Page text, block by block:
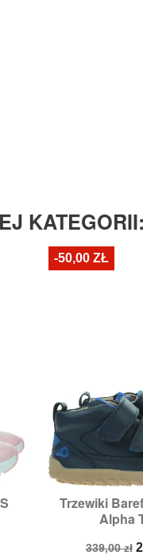
KATEGORII:
Trzewiki
Alpha
Cena
339,00 zł

-50,00 ZŁ